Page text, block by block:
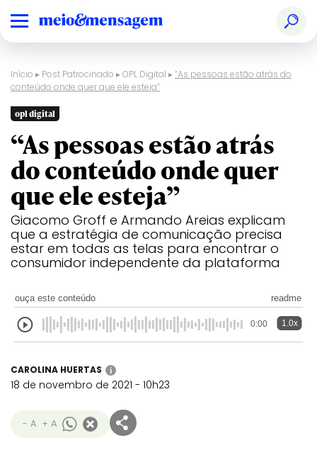
Início ▸ Post Patrocinado ▸OPL Digital ▸“As pessoas estão atrás do
conteúdo onde quer que ele esteja”
opl digital
“As pessoas estão atrás
do conteúdo onde quer
que ele esteja”
Giacomo Groff e Armando Areias explicam
que a estratégia de comunicação precisa
estar em todas as telas para encontrar o
consumidor independente da plataforma
ouça este conteúdo readme
0:00 1.0x
CAROLINA HUERTAS i
18 de novembro de 2021 - 10h23
- A + A